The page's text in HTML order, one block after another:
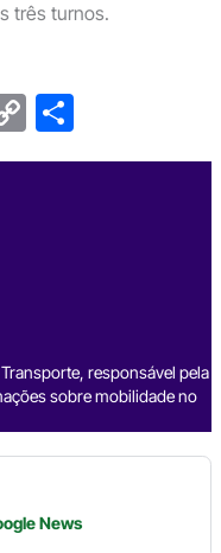
três turnos.
C
o
S
h
responsável pela
sobre mobilidade no
News